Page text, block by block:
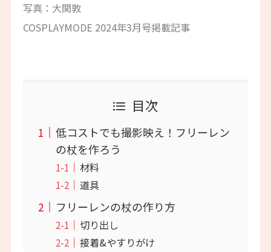
写真：大関敦
COSPLAYMODE 2024年3月号掲載記事
目次
低コストでも撮影映え！フリーレン
の杖を作ろう
材料
道具
フリーレンの杖の作り方
切り出し
接着&やすりがけ